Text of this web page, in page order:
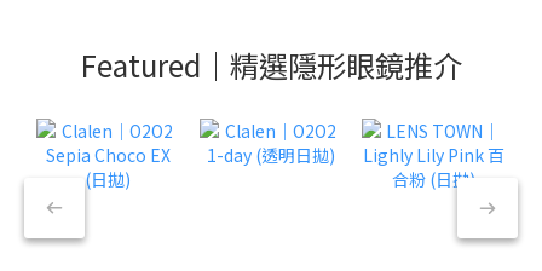
Featured｜精選隱形眼鏡推介